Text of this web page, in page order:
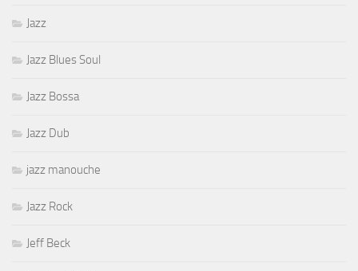
Jazz
Jazz Blues Soul
Jazz Bossa
Jazz Dub
jazz manouche
Jazz Rock
Jeff Beck